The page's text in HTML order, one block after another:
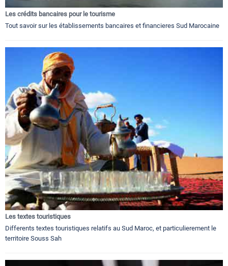
Les crédits bancaires pour le tourisme
Tout savoir sur les établissements bancaires et financieres Sud Marocaine
Les textes touristiques
Differents textes touristiques relatifs au Sud Maroc, et particulierement le
territoire Souss Sah